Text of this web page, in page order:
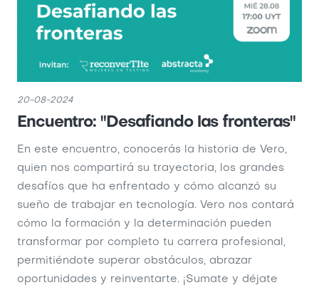
20-08-2024
Encuentro: "Desafiando las fronteras"
En este encuentro, conocerás la historia de Vero,
quien nos compartirá su trayectoria, los grandes
desafíos que ha enfrentado y cómo alcanzó su
sueño de trabajar en tecnología. Vero nos contará
cómo la formación y la determinación pueden
transformar por completo tu carrera profesional,
permitiéndote superar obstáculos, abrazar
oportunidades y reinventarte. ¡Sumate y déjate